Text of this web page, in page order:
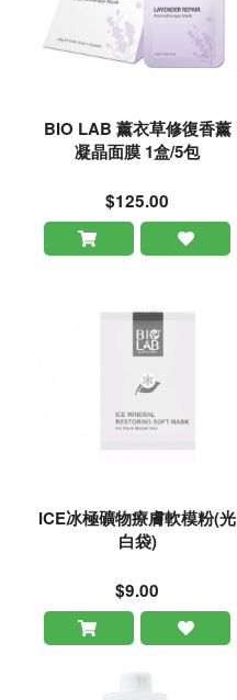
BIO LAB 薰衣草修復香薰
凝晶面膜 1盒/5包
$125.00
ICE冰極礦物療膚軟模粉(光
白袋)
$9.00